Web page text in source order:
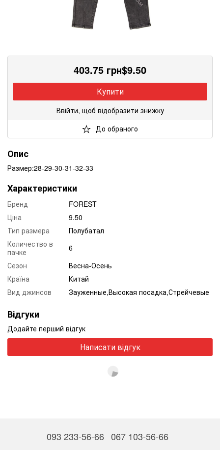
403.75 грн$9.50
Купити
Ввійти, щоб відобразити знижку
До обраного
Опис
Размер:28-29-30-31-32-33
Характеристики
Бренд
FOREST
Ціна
9.50
Тип размера
Полубатал
Количество в
пачке
6
Сезон
Весна-Осень
Країна
Китай
Вид джинсов
Зауженные,Высокая посадка,Стрейчевые
Відгуки
Додайте перший відгук
Написати відгук
093 233-56-66 067 103-56-66